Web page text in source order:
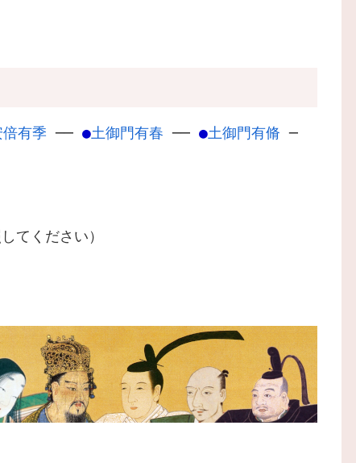
倍有季 ── ●土御門有春 ── ●土御門有脩 ─
てください）